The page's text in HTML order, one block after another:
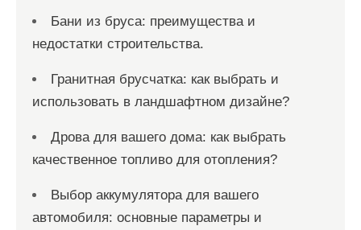
Бани из бруса: преимущества и
недостатки строительства.
Гранитная брусчатка: как выбрать и
использовать в ландшафтном дизайне?
Дрова для вашего дома: как выбрать
качественное топливо для отопления?
Выбор аккумулятора для вашего
автомобиля: основные параметры и